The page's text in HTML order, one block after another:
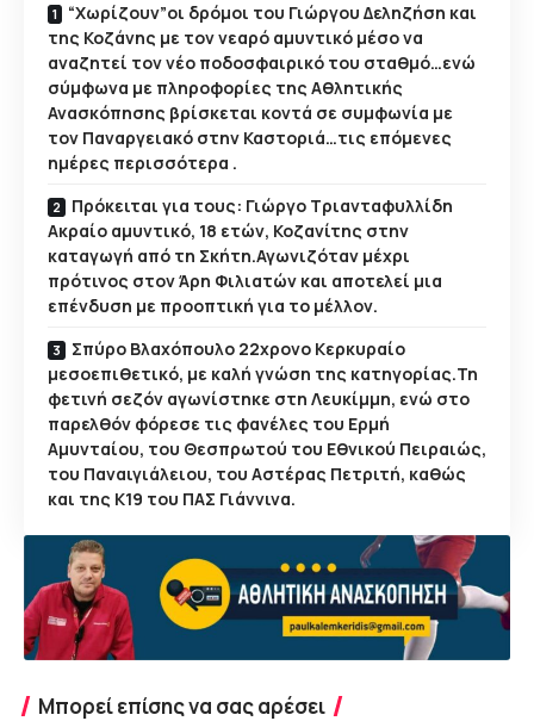
“Χωρίζουν”οι δρόμοι του Γιώργου Δεληζήση και
της Κοζάνης με τον νεαρό αμυντικό μέσο να
αναζητεί τον νέο ποδοσφαιρικό του σταθμό…ενώ
σύμφωνα με πληροφορίες της Αθλητικής
Ανασκόπησης βρίσκεται κοντά σε συμφωνία με
τον Παναργειακό στην Καστοριά…τις επόμενες
ημέρες περισσότερα .
Πρόκειται για τους: Γιώργο Τριανταφυλλίδη
Ακραίο αμυντικό, 18 ετών, Κοζανίτης στην
καταγωγή από τη Σκήτη.Αγωνιζόταν μέχρι
πρότινος στον Άρη Φιλιατών και αποτελεί μια
επένδυση με προοπτική για το μέλλον.
Σπύρο Βλαχόπουλο 22χρονο Κερκυραίο
μεσοεπιθετικό, με καλή γνώση της κατηγορίας.Τη
φετινή σεζόν αγωνίστηκε στη Λευκίμμη, ενώ στο
παρελθόν φόρεσε τις φανέλες του Ερμή
Αμυνταίου, του Θεσπρωτού του Εθνικού Πειραιώς,
του Παναιγιάλειου, του Αστέρας Πετριτή, καθώς
και της Κ19 του ΠΑΣ Γιάννινα.
Μπορεί επίσης να σας αρέσει